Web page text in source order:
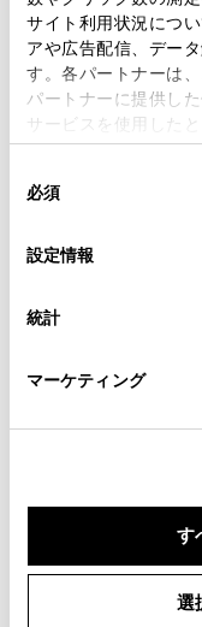
サイト利用状況につ
アや広告配信、デー
す。各パートナーは
パートナーに提供し
サービスを使用した
使用することがあり
デバイスにすべての
意したことになりま
設定の変更、同意を
「Cookie（クッキー
必須
設定情報
統計
マーケティング
す
選
は、自動
用意いた
が可能で
チャット
（長期連休